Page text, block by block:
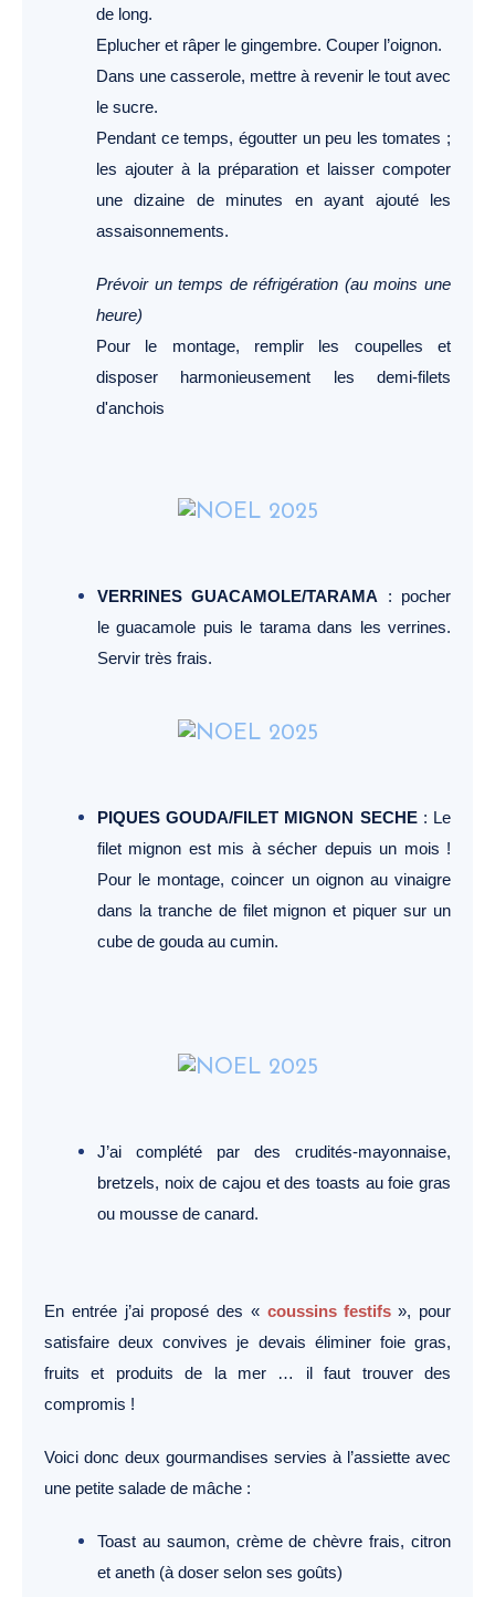
de long.
Eplucher et râper le gingembre. Couper l’oignon.
Dans une casserole, mettre à revenir le tout avec
le sucre.
Pendant ce temps, égoutter un peu les tomates ;
les ajouter à la préparation et laisser compoter
une dizaine de minutes en ayant ajouté les
assaisonnements.
Prévoir un temps de réfrigération (au moins une
heure)
Pour le montage, remplir les coupelles et
disposer harmonieusement les demi-filets
d'anchois
VERRINES GUACAMOLE/TARAMA : pocher
le guacamole puis le tarama dans les verrines.
Servir très frais.
PIQUES GOUDA/FILET MIGNON SECHE: Le
filet mignon est mis à sécher depuis un mois !
Pour le montage, coincer un oignon au vinaigre
dans la tranche de filet mignon et piquer sur un
cube de gouda au cumin.
J’ai complété par des crudités-mayonnaise,
bretzels, noix de cajou et des toasts au foie gras
ou mousse de canard.
En entrée j’ai proposé des « coussins festifs », pour
satisfaire deux convives je devais éliminer foie gras,
fruits et produits de la mer … il faut trouver des
compromis !
Voici donc deux gourmandises servies à l’assiette avec
une petite salade de mâche :
Toast au saumon, crème de chèvre frais, citron
et aneth (à doser selon ses goûts)